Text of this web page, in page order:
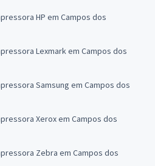
HP em Campos dos
Lexmark em Campos dos
Samsung em Campos dos
Xerox em Campos dos
Zebra em Campos dos